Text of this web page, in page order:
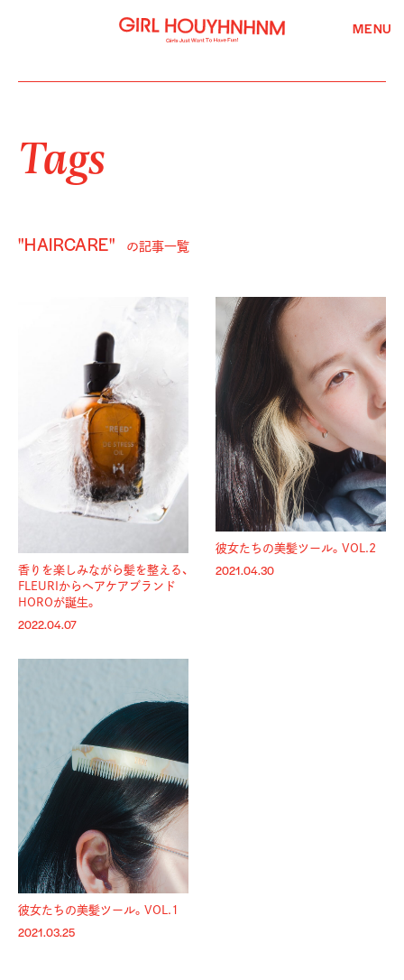
MENU
Tags
"HAIRCARE" の記事一覧
香りを楽しみながら髪を整える、
FLEURIからヘアケアブランド
HOROが誕生。
2022.04.07
彼女たちの美髪ツール。VOL.2
2021.04.30
彼女たちの美髪ツール。VOL.1
2021.03.25